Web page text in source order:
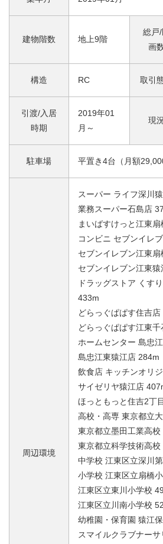
建物階数 地上9階
総戸
画
構造 RC 取引
引渡/入居
時期
2019年01
月～
現況
駐車場 平置き4台（月額
周辺環境
スーパー ライフ深川
業務スーパー石島店
まいばすけっと江東
コンビニ セブンイレ
セブンイレブン江東
セブンイレブン江東
ドラッグストア くす
433m
どらっぐぱぱす住吉店
どらっぐぱぱす江東
ホームセンター 島忠
島忠江東猿江店 284m
飲食店 キッチンオリ
サイゼリヤ猿江店
ほっともっと住吉2丁
高校・高専 東京都立
東京都立墨田工業高校
東京都立科学技術高校
中学校 江東区立深川
小学校 江東区立扇橋
江東区立東川小学校
江東区立川南小学校
幼稚園・保育園 猿江
スマイルクラブナー